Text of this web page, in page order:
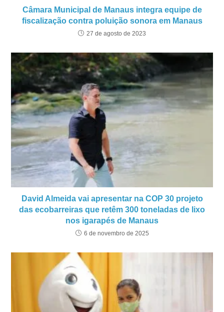
Câmara Municipal de Manaus integra equipe de
fiscalização contra poluição sonora em Manaus
27 de agosto de 2023
David Almeida vai apresentar na COP 30 projeto
das ecobarreiras que retêm 300 toneladas de lixo
nos igarapés de Manaus
6 de novembro de 2025